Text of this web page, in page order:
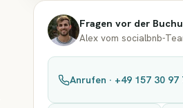
Fragen vor der
Alex vom socialbnb-
Anrufen · +49 157 30 97